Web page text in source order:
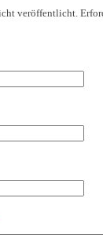
veröffentlicht.